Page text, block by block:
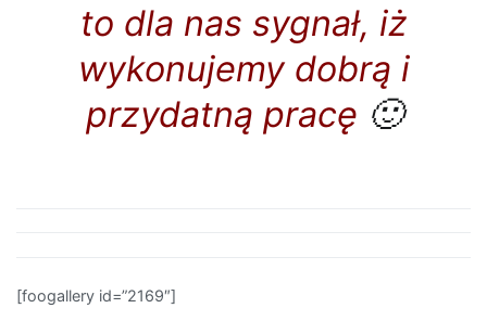
to dla nas sygnał, iż
wykonujemy dobrą i
przydatną pracę 🙂
[foogallery id=”2169″]